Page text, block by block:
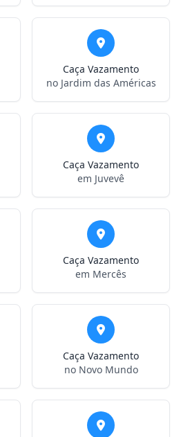
Caça Vazamento
no Jardim das Américas
Caça Vazamento
em Juvevê
Caça Vazamento
em Mercês
Caça Vazamento
no Novo Mundo